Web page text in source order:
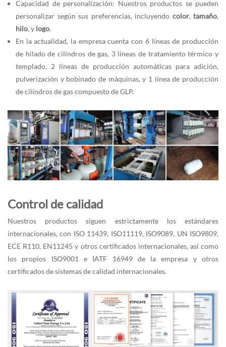
Capacidad de personalización: Nuestros productos se pueden
personalizar según sus preferencias, incluyendo color, tamaño,
hilo, y logo.
En la actualidad, la empresa cuenta con 6 líneas de producción
de hilado de cilindros de gas, 3 líneas de tratamiento térmico y
templado, 2 líneas de producción automáticas para adición,
pulverización y bobinado de máquinas, y 1 línea de producción
de cilindros de gas compuesto de GLP.
Control de calidad
Nuestros productos siguen estrictamente los estándares
internacionales, con ISO 11439, ISO11119, ISO9089, UN ISO9809,
ECE R110, EN11245 y otros certificados internacionales, así como
los propios ISO9001 e IATF 16949 de la empresa y otros
certificados de sistemas de calidad internacionales.